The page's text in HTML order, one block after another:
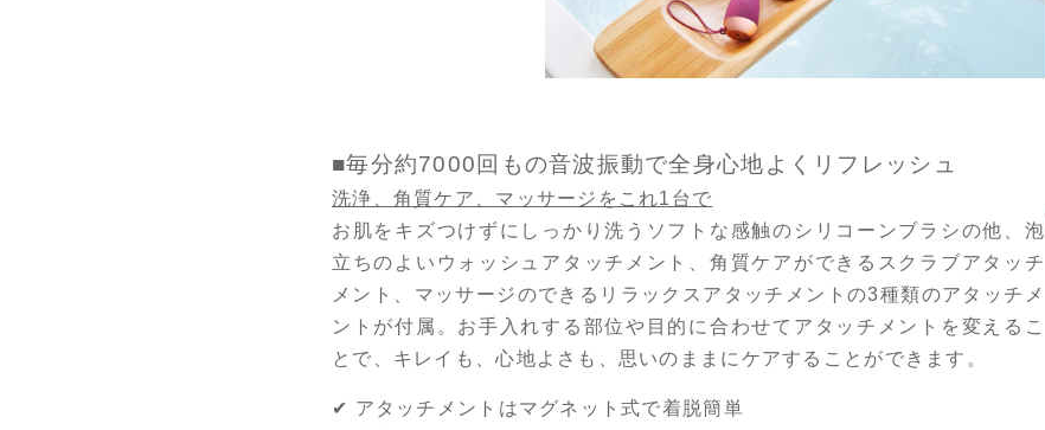
■毎分約7000回もの音波振動で全身心地よくリフレッシュ
洗浄、角質ケア、マッサージをこれ1台で
お肌をキズつけずにしっかり洗うソフトな感触のシリコーンブラシの他、泡
立ちのよいウォッシュアタッチメント、角質ケアができるスクラブアタッチ
メント、マッサージのできるリラックスアタッチメントの3種類のアタッチメ
ントが付属。お手入れする部位や目的に合わせてアタッチメントを変えるこ
とで、キレイも、心地よさも、思いのままにケアすることができます。
✔ アタッチメントはマグネット式で着脱簡単